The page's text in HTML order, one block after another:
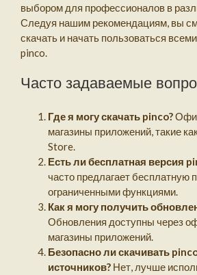
выбором для профессионалов в
Следуя нашим рекомендациям, вы
скачать и начать пользоваться
pinco.
Часто задаваемые
Где я могу скачать pinco?
магазины приложений, такие
Store.
Есть ли бесплатная версия
часто предлагает бесплатную
ограниченными функциями.
Как я могу получить
Обновления доступны через
магазины приложений.
Безопасно ли скачивать
источников? Нет, лучше